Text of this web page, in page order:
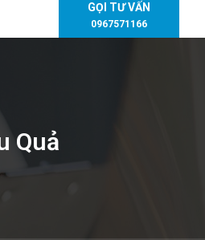
GỌI TƯ VẤN
0967571166
Quả